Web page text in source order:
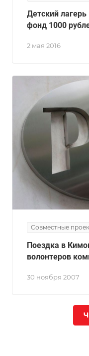
2 мая 2016
Детский
фонд 1000
Совместные
30 ноября 2007
Поездка в
волонтеров